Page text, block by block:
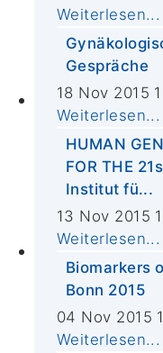
Biobank
Lehre
PJ
Onkologie
Mildred
(MSSO)
M.A.
CIO Bonn
Vorstand
Abteilung
Externe
Weiterlesen...
Gespräche
18 Nov 2015
Weiterlesen...
HUMAN
FOR THE
Institut fü...
13 Nov 2015
Weiterlesen...
Biomarkers
Bonn 2015
04 Nov 2015
Weiterlesen...